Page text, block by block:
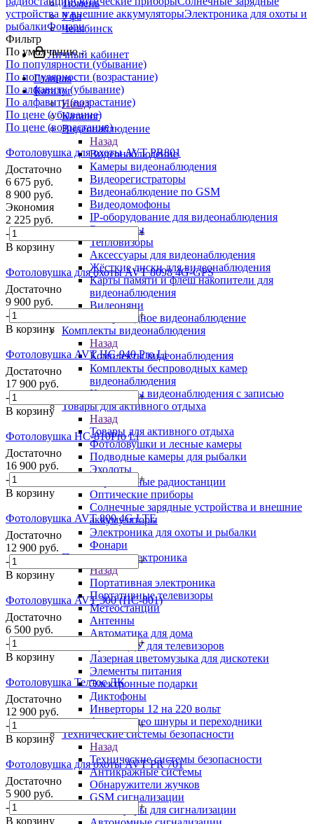
Тюмень
Уфа
Челябинск
Личный кабинет
Главная
Каталог
Назад
Каталог
Видеонаблюдение
Назад
Видеонаблюдение
Камеры видеонаблюдения
Видеорегистраторы
Видеонаблюдение по GSM
Видеодомофоны
IP-оборудование для видеонаблюдения
Эндоскопы
Тепловизоры
Аксессуары для видеонаблюдения
Жёсткие диски для видеонаблюдения
Карты памяти и флеш накопители для
видеонаблюдения
Видеоняни
Беспроводное видеонаблюдение
Комплекты видеонаблюдения
Назад
Комплекты видеонаблюдения
Комплекты беспроводных камер
видеонаблюдения
Комплекты видеонаблюдения с записью
Товары для активного отдыха
Назад
Товары для активного отдыха
Фотоловушки и лесные камеры
Подводные камеры для рыбалки
Эхолоты
Портативные радиостанции
Оптические приборы
Солнечные зарядные устройства и внешние
аккумуляторы
Электроника для охоты и рыбалки
Фонари
Портативная электроника
Назад
Портативная электроника
Портативные телевизоры
Метеостанции
Антенны
Автоматика для дома
Пульты ДУ для телевизоров
Лазерная цветомузыка для дискотеки
Элементы питания
Электронные подарки
Диктофоны
Инверторы 12 на 220 вольт
Аудио-видео шнуры и переходники
Технические системы безопасности
Назад
Технические системы безопасности
Антикражные системы
Обнаружители жучков
GSM сигнализации
Аксессуары для сигнализации
устройства и внешние аккумуляторыЭлектроника для охоты и
рыбалкиФонари
Фильтр
По умолчанию
По популярности (убывание)
По популярности (возрастание)
По алфавиту (убывание)
По алфавиту (возрастание)
По цене (убывание)
По цене (возрастание)
Фотоловушка для охоты AVT PR801
Достаточно
6 675 руб.
8 900 руб.
Экономия
2 225 руб.
-
+
В корзину
Фотоловушка для охоты AVT 8098 4G-GPS
Достаточно
9 900 руб.
-
+
В корзину
Фотоловушка AVT HC-940 Pro Li
Достаточно
17 900 руб.
-
+
В корзину
Фотоловушка HC-810Pro Li
Достаточно
16 900 руб.
-
+
В корзину
Фотоловушка AVT 800 4G LTE
Достаточно
12 900 руб.
-
+
В корзину
Фотоловушка AVT 300 (HC-801)
Достаточно
6 500 руб.
-
+
В корзину
Фотоловушка Телтос ЛК
Достаточно
12 900 руб.
-
+
В корзину
Фотоловушка для охоты AVT PR 701
Достаточно
5 900 руб.
-
+
В корзину